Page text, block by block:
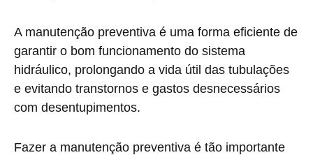
A manutenção preventiva é uma forma eficiente de
garantir o bom funcionamento do sistema
hidráulico, prolongando a vida útil das tubulações
e evitando transtornos e gastos desnecessários
com desentupimentos.
Fazer a manutenção preventiva é tão importante